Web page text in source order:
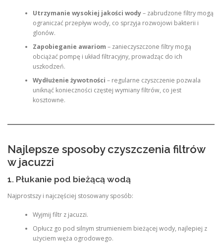
Utrzymanie wysokiej jakości wody– zabrudzone filtry mogą
ograniczać przepływ wody, co sprzyja rozwojowi bakterii i
glonów.
Zapobieganie awariom – zanieczyszczone filtry mogą
obciążać pompę i układ filtracyjny, prowadząc do ich
uszkodzeń.
Wydłużenie żywotności – regularne czyszczenie pozwala
uniknąć konieczności częstej wymiany filtrów, co jest
kosztowne.
Najlepsze sposoby czyszczenia filtrów
w jacuzzi
1. Płukanie pod bieżącą wodą
Najprostszy i najczęściej stosowany sposób:
Wyjmij filtr z jacuzzi.
Opłucz go pod silnym strumieniem bieżącej wody, najlepiej z
użyciem węża ogrodowego.